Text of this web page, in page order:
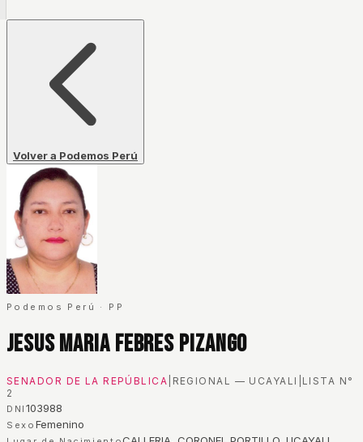
Volver a Podemos Perú
Podemos Perú · PP
Jesus Maria Febres Pizango
SENADOR DE LA REPÚBLICA REGIONAL — UCAYALI LISTA N°
2
DNI 103988
Sexo Femenino